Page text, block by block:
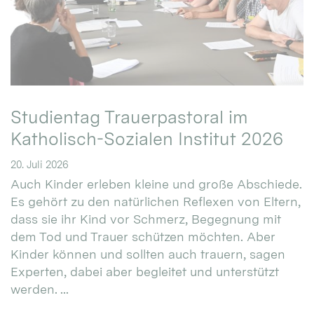
Studientag Trauerpastoral im
Katholisch-Sozialen Institut 2026
20. Juli 2026
Auch Kinder erleben kleine und große Abschiede.
Es gehört zu den natürlichen Reflexen von Eltern,
dass sie ihr Kind vor Schmerz, Begegnung mit
dem Tod und Trauer schützen möchten. Aber
Kinder können und sollten auch trauern, sagen
Experten, dabei aber begleitet und unterstützt
werden. ...